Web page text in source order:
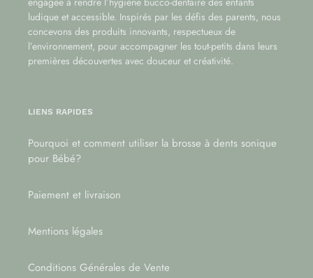
ludique et accessible. Inspirés par les défis des parents, nous
concevons des produits innovants, respectueux de
l’environnement, pour accompagner les tout-petits dans leurs
premières découvertes avec douceur et créativité.
LIENS RAPIDES
Pourquoi et comment utiliser la brosse à dents sonique
pour Bébé?
Paiement et livraison
Mentions légales
Conditions Générales de Vente